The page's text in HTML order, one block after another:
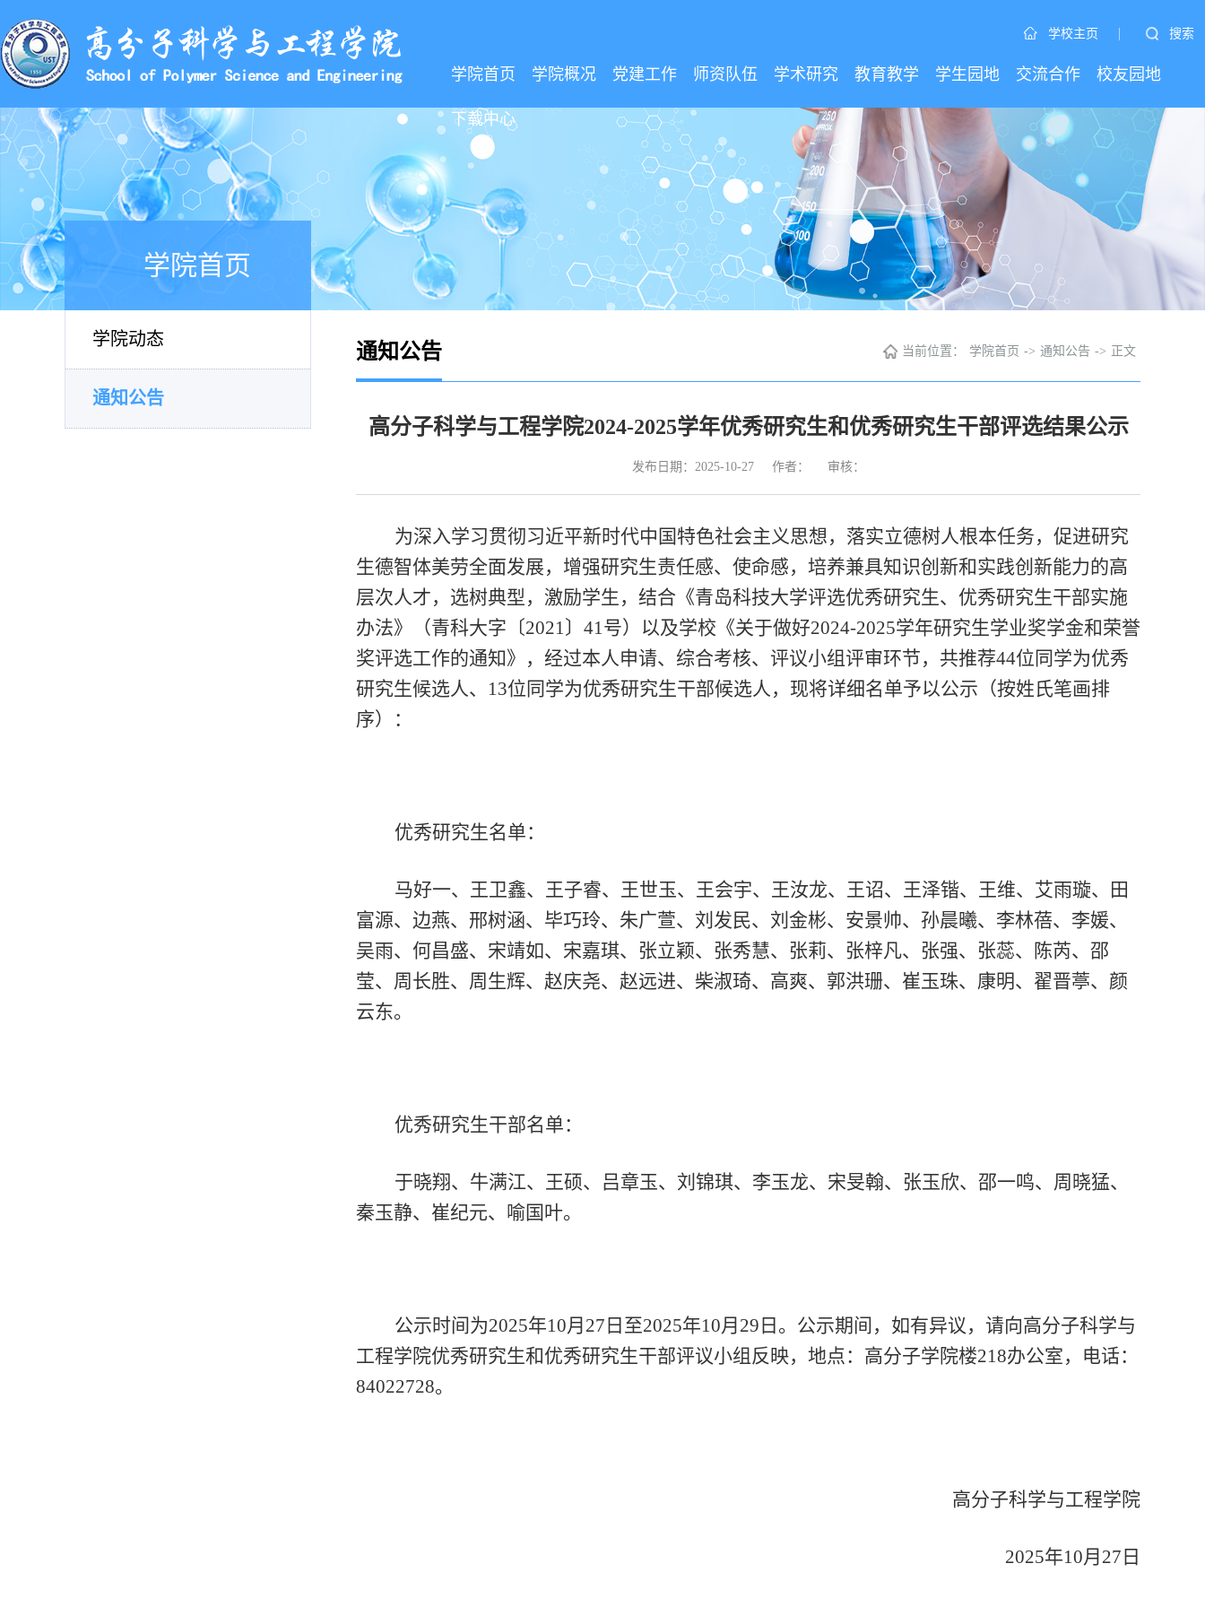
学校主页 | 搜索
学院首页 学院概况 党建工作 师资队伍 学术研究 教育教学 学生园地 交流合作 校友园地
下载中心
学院首页
学院动态
通知公告
通知公告 当前位置： 学院首页 -> 通知公告 -> 正文
高分子科学与工程学院2024-2025学年优秀研究生和优秀研究生干部评选结果公示
发布日期：2025-10-27 作者： 审核：
为深入学习贯彻习近平新时代中国特色社会主义思想，落实立德树人根本任务，促进研究
生德智体美劳全面发展，增强研究生责任感、使命感，培养兼具知识创新和实践创新能力的高
层次人才，选树典型，激励学生，结合《青岛科技大学评选优秀研究生、优秀研究生干部实施
办法》（青科大字〔2021〕 41号）以及学校《关于做好2024-2025学年研究生学业奖学金和荣誉
奖评选工作的通知》，经过本人申请、综合考核、评议小组评审环节，共推荐44位同学为优秀
研究生候选人、 13位同学为优秀研究生干部候选人，现将详细名单予以公示（按姓氏笔画排
序）：
优秀研究生名单：
马好一、王卫鑫、王子睿、王世玉、王会宇、王汝龙、王诏、王泽锴、王维、艾雨璇、田
富源、边燕、邢树涵、毕巧玲、朱广萱、刘发民、刘金彬、安景帅、孙晨曦、李林蓓、李媛、
吴雨、何昌盛、宋靖如、宋嘉琪、张立颖、张秀慧、张莉、张梓凡、张强、张蕊、陈芮、邵
莹、周长胜、周生辉、赵庆尧、赵远进、柴淑琦、高爽、郭洪珊、崔玉珠、康明、翟晋葶、颜
云东。
优秀研究生干部名单：
于晓翔、牛满江、王硕、吕章玉、刘锦琪、李玉龙、宋旻翰、张玉欣、邵一鸣、周晓猛、
秦玉静、崔纪元、喻国叶。
公示时间为2025年10月 27 日至2025年10月29日。公示期间，如有异议，请向高分子科学与
工程学院优秀研究生和优秀研究生干部评议小组反映，地点：高分子学院楼218办公室，电话：
84022728。
高分子科学与工程学院
2025年10月 27 日